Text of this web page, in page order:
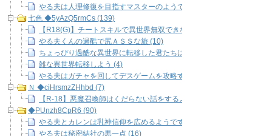
/
／
/:
｀'
｀
/
ﾉ
/ |
/
やる夫は人理修復を目指すマスターのようです (6)
七色 ◆5yAzQ5rmCs (139)
【R18(G)】チートスキルで異世界無双できないから生き足掻く
やる夫くんの過酷で尻ＡＳＳな旅 (10)
ちょっぴり過酷な異世界に転移した君たちはどう生きるのか (39)
雑な異世界転移しよう (4)
やる夫はガチャを回してデスゲームを攻略するようです (49)
Ｎ ◆ciHrsmzZHhbd (7)
【R-18】悪魔召喚師はくだらない話をするようです【BL】 (7)
◆PUnzh8CpR6 (90)
やる夫とカレンは乳神信仰を広めるようです (63)
やる夫は秘密結社の黒一点 (16)